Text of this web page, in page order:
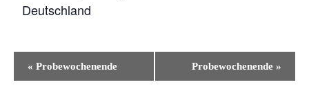
Deutschland
e
« Probewochenende Probewochenende »